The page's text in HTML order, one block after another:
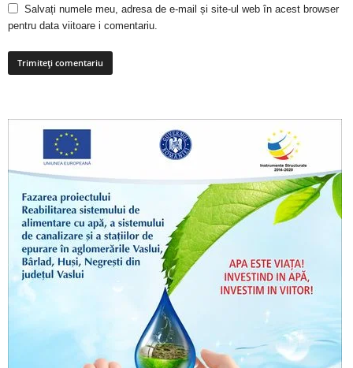
Salvați numele meu, adresa de e-mail și site-ul web în acest browser
pentru data viitoare i comentariu.